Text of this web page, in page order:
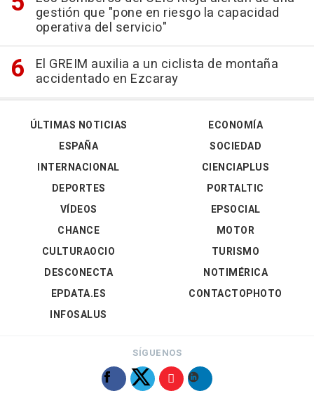
gestión que "pone en riesgo la capacidad
operativa del servicio"
El GREIM auxilia a un ciclista de montaña
accidentado en Ezcaray
ÚLTIMAS NOTICIAS
ESPAÑA
INTERNACIONAL
DEPORTES
VÍDEOS
ECONOMÍA
SOCIEDAD
CIENCIAPLUS
PORTALTIC
EPSOCIAL
CHANCE
CULTURAOCIO
DESCONECTA
EPDATA.ES
INFOSALUS
MOTOR
TURISMO
NOTIMÉRICA
CONTACTOPHOTO
SÍGUENOS